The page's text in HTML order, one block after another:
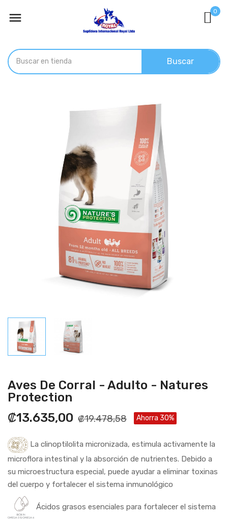
 0
Buscar
Aves De Corral - Adulto - Natures
Protection
₡13.635,00 ₡19.478,58 Ahorra 30%
La clinoptilolita micronizada, estimula activamente la
microflora intestinal y la absorción de nutrientes. Debido a
su microestructura especial, puede ayudar a eliminar toxinas
del cuerpo y fortalecer el sistema inmunológico
Ácidos grasos esenciales para fortalecer el sistema